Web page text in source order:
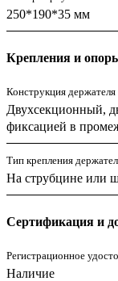
250*190*35 мм
Крепления и
Конструкция держателя
Двухсекционный,
фиксацией в
Тип крепления
На струбцине или
Сертификация и
Регистрационное
Наличие